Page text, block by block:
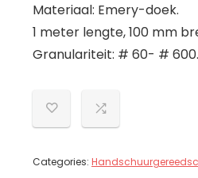
Materiaal: Emery-doek.
1 meter lengte, 100 mm
Granulariteit: # 60- # 600.
Categories: